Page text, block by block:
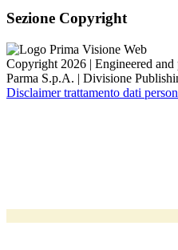
Sezione Copyright
Copyright 2026 | Engineered
Parma S.p.A. | Divisione
Disclaimer trattamento dati